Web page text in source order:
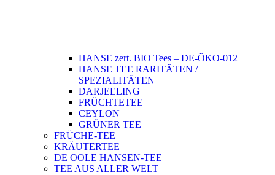
HANSE zert. BIO Tees – DE-ÖKO-012
HANSE TEE RARITÄTEN /
SPEZIALITÄTEN
DARJEELING
FRÜCHTETEE
CEYLON
GRÜNER TEE
FRÜCHE-TEE
KRÄUTERTEE
DE OOLE HANSEN-TEE
TEE AUS ALLER WELT